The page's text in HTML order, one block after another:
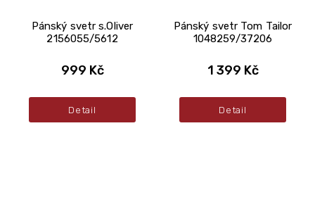
Pánský svetr s.Oliver
2156055/5612
999 Kč
Detail
Pánský svetr Tom Tailor
1048259/37206
1 399 Kč
Detail